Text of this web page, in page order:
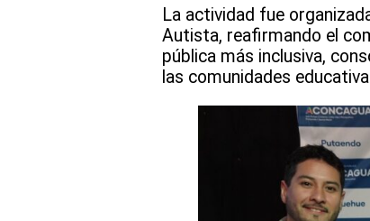
La actividad fue
Autista, reafirmando el
pública más inclusiva,
las comunidades